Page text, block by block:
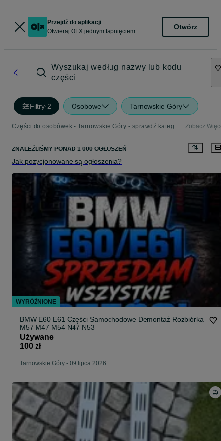
Przejdź do aplikacji
Otwieraj OLX jednym tapnięciem
Otwórz
Wyszukaj według nazwy lub kodu
części
Filtry·2 Osobowe Tarnowskie Góry
Części do osobówek - Tarnowskie Góry - sprawdź kategorię Osobowe Zobacz
ZNALEŹLIŚMY PONAD 1 000 OGŁOSZEŃ
Jak pozycjonowane są ogłoszenia?
BMW E60 E61 Części Samochodowe Demontaż Rozbiórka
M57 M47 M54 N47 N53
Używane
100 zł
Tarnowskie Góry - 09 lipca 2026
WYRÓŻNIONE